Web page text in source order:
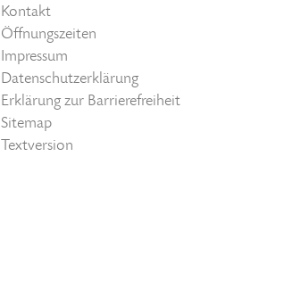
Kontakt
Öffnungszeiten
Impressum
Datenschutzerklärung
Erklärung zur Barrierefreiheit
Sitemap
Textversion